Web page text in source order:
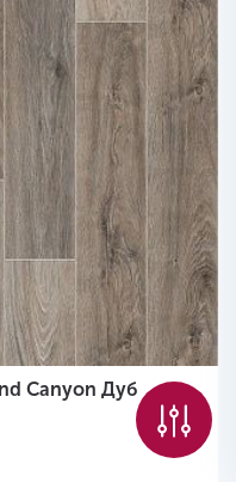
Canyon Дуб